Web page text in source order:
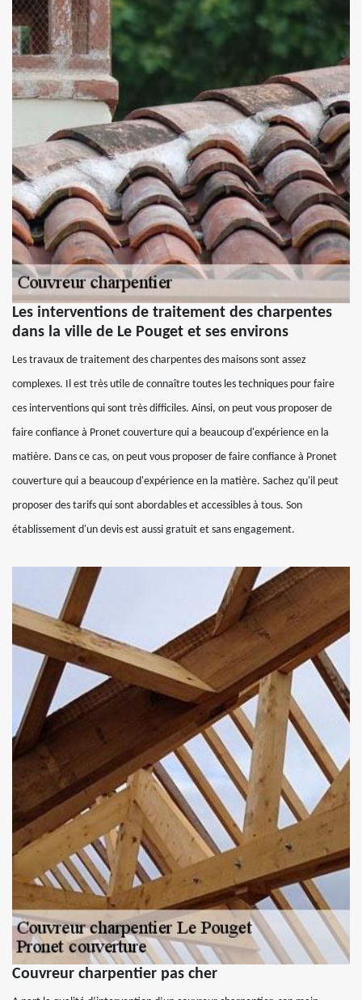
Les interventions de traitement des charpentes
dans la ville de Le Pouget et ses environs
Les travaux de traitement des charpentes des maisons sont assez
complexes. Il est très utile de connaître toutes les techniques pour faire
ces interventions qui sont très difficiles. Ainsi, on peut vous proposer de
faire confiance à Pronet couverture qui a beaucoup d'expérience en la
matière. Dans ce cas, on peut vous proposer de faire confiance à Pronet
couverture qui a beaucoup d'expérience en la matière. Sachez qu'il peut
proposer des tarifs qui sont abordables et accessibles à tous. Son
établissement d'un devis est aussi gratuit et sans engagement.
Couvreur charpentier pas cher